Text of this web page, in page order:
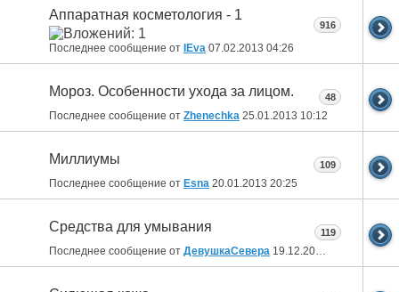
Аппаратная косметология - 1
Последнее сообщение от IEva 07.02.2013 04:26
916
Мороз. Особенности ухода за лицом.
Последнее сообщение от Zhenechka 25.01.2013 10:12
48
Миллиумы
Последнее сообщение от Esna 20.01.2013 20:25
109
Средства для умывания
Последнее сообщение от ДевушкаСевера 19.12.2012
119